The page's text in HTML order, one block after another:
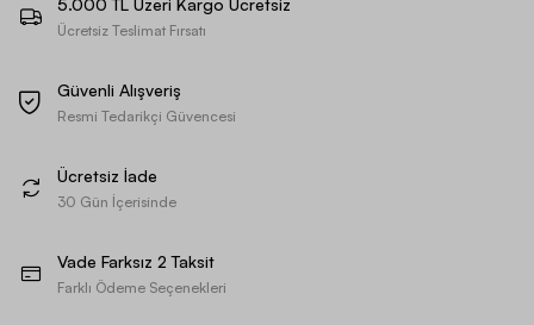
Ücretsiz Teslimat Fırsatı
Güvenli Alışveriş
Resmi Tedarikçi Güvencesi
Ücretsiz İade
30 Gün İçerisinde
Vade Farksız 2 Taksit
Farklı Ödeme Seçenekleri